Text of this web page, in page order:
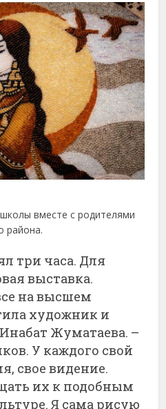
вместе с родителями
района.
три часа. Для
выставка.
на высшем
художник и
Жуматаева. –
У каждого свой
свое видение.
их к подобным
Я сама рисую